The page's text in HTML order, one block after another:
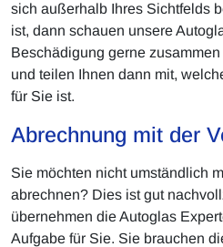
sich außerhalb Ihres Sichtfelds
ist, dann schauen unsere
Beschädigung gerne
und teilen Ihnen dann mit,
für Sie ist.
Abrechnung mit der
Sie möchten nicht umständlich
abrechnen? Dies ist gut
übernehmen die Autoglas
Aufgabe für Sie. Sie brauchen